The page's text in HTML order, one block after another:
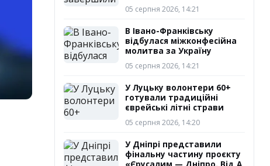
05 серпня 2026, 14:21
В Івано-Франківську
відбулася міжконфесійна
молитва за Україну
05 серпня 2026, 14:21
У Луцьку волонтери 60+
готували традиційні
єврейські літні страви
05 серпня 2026, 14:20
У Дніпрі представили
фінальну частину проєкту